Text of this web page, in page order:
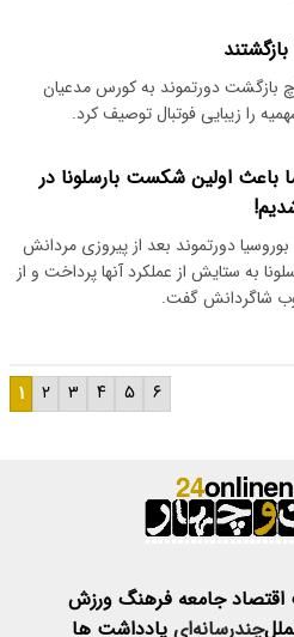
بازگشتند
بازگشت دورتموند به کورس مدعیان
را زیبایی فوتبال توصیف کرد.
باعث اولین شکست بارسلونا در
دورتموند بعد از پیروزی مردانش
به ستایش از عملکرد آنها پرداخت و از
شاگردانش گفت.
۱ ۲ ۳ ۴ ۵ ۶
اقتصادجامعه فرهنگ ورزش
چندرسانه‌ای یادداشت ها